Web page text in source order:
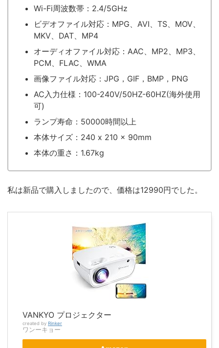
Wi-Fi周波数帯：2.4/5GHz
ビデオファイル対応：MPG、AVI、TS、MOV、
MKV、DAT、MP4
オーディオファイル対応：AAC、MP2、MP3、
PCM、FLAC、WMA
画像ファイル対応：JPG，GIF，BMP，PNG
AC入力仕様：100-240V/50HZ-60HZ(海外使用
可)
ランプ寿命：50000時間以上
本体サイズ：240 x 210 x 90mm
本体の重さ：1.67kg
私は新品で購入しましたので、価格は12990円でした。
VANKYO プロジェクター
created by Rinker
ワンーキョー